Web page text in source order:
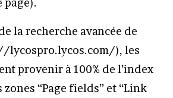
page).
la recherche avancée de
lycospro.lycos.com/), les
provenir à 100% de l’index
zones “Page fields” et “Link